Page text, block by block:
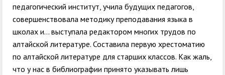
педагогический институт, учила будущих педагогов,
совершенствовала методику преподавания языка в
школах и… выступала редактором многих трудов по
алтайской литературе. Составила первую хрестоматию
по алтайской литературе для старших классов. Как жаль,
что у нас в библиографии принято указывать лишь